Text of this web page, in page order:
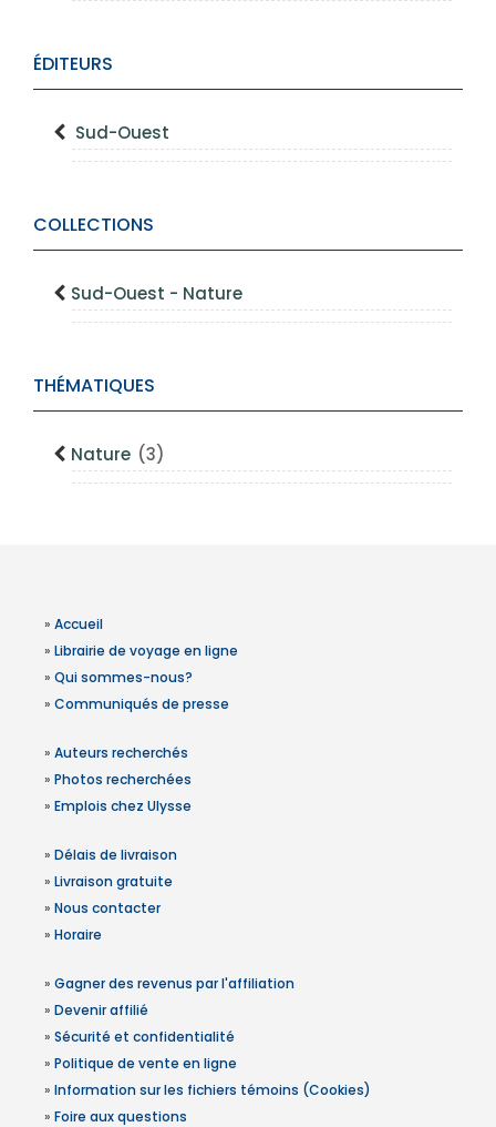
ÉDITEURS
Sud-Ouest
COLLECTIONS
Sud-Ouest - Nature
THÉMATIQUES
Nature (3)
» Accueil
» Librairie de voyage en ligne
» Qui sommes-nous?
» Communiqués de presse
» Auteurs recherchés
» Photos recherchées
» Emplois chez Ulysse
» Délais de livraison
» Livraison gratuite
» Nous contacter
» Horaire
» Gagner des revenus par l'affiliation
» Devenir affilié
» Sécurité et confidentialité
» Politique de vente en ligne
» Information sur les fichiers témoins (Cookies)
» Foire aux questions